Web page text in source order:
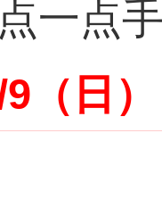
一点手
（日